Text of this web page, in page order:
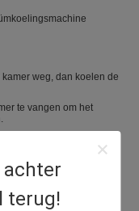
achter
terug!
weg, dan koelen de
te vangen om het